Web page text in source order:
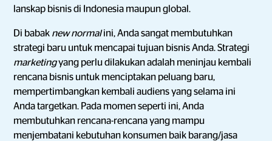
lanskap bisnis di Indonesia maupun global.
Di babak new normalini, Anda sangat membutuhkan
strategi baru untuk mencapai tujuan bisnis Anda. Strategi
marketingyang perlu dilakukan adalah meninjau kembali
rencana bisnis untuk menciptakan peluang baru,
mempertimbangkan kembali audiens yang selama ini
Anda targetkan. Pada momen seperti ini, Anda
membutuhkan rencana-rencana yang mampu
menjembatani kebutuhan konsumen baik barang/jasa